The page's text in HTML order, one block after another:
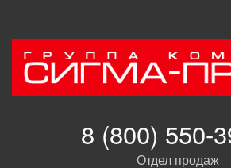
8 (800) 550-
Отдел продаж